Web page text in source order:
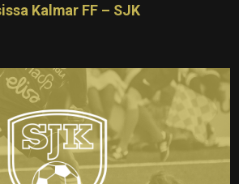
Kalmar FF – SJK